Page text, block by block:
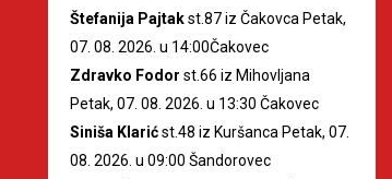
Štefanija Pajtakst.87 iz Čakovca Petak,
07. 08. 2026. u 14:00Čakovec
Zdravko Fodor st.66 iz Mihovljana
Petak, 07. 08. 2026. u 13:30 Čakovec
Siniša Klarićst.48 iz Kuršanca Petak, 07.
08. 2026. u 09:00 Šandorovec